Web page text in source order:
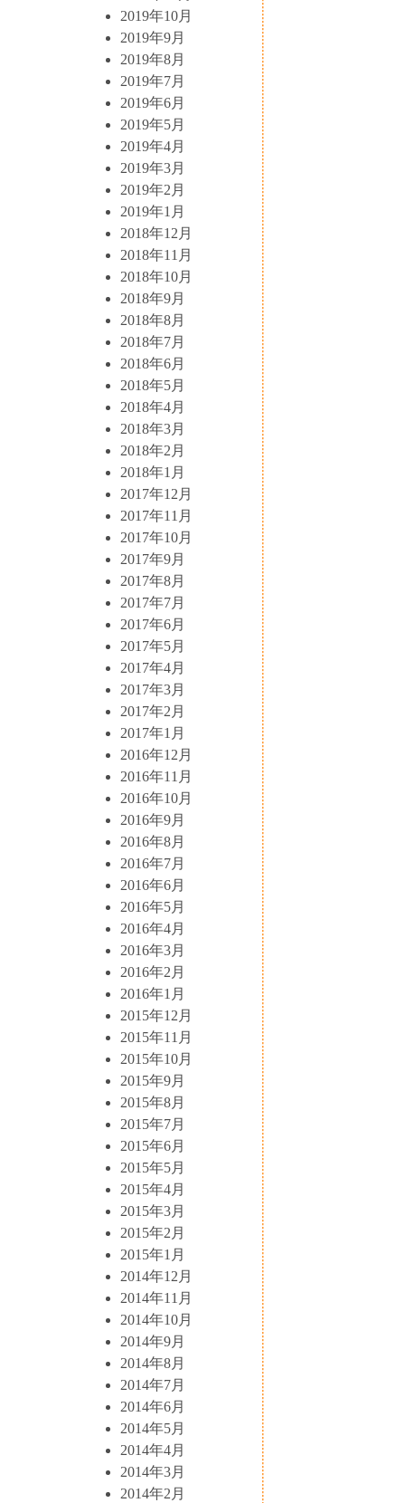
2019年10月
2019年9月
2019年8月
2019年7月
2019年6月
2019年5月
2019年4月
2019年3月
2019年2月
2019年1月
2018年12月
2018年11月
2018年10月
2018年9月
2018年8月
2018年7月
2018年6月
2018年5月
2018年4月
2018年3月
2018年2月
2018年1月
2017年12月
2017年11月
2017年10月
2017年9月
2017年8月
2017年7月
2017年6月
2017年5月
2017年4月
2017年3月
2017年2月
2017年1月
2016年12月
2016年11月
2016年10月
2016年9月
2016年8月
2016年7月
2016年6月
2016年5月
2016年4月
2016年3月
2016年2月
2016年1月
2015年12月
2015年11月
2015年10月
2015年9月
2015年8月
2015年7月
2015年6月
2015年5月
2015年4月
2015年3月
2015年2月
2015年1月
2014年12月
2014年11月
2014年10月
2014年9月
2014年8月
2014年7月
2014年6月
2014年5月
2014年4月
2014年3月
2014年2月